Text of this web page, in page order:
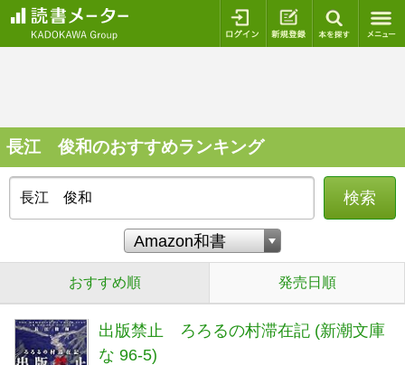
ログイン 新規登録
長江 俊和のおすすめランキング
検索
おすすめ順 発売日順
出版禁止 ろろるの村滞在記 (新潮文庫
な 96-5)